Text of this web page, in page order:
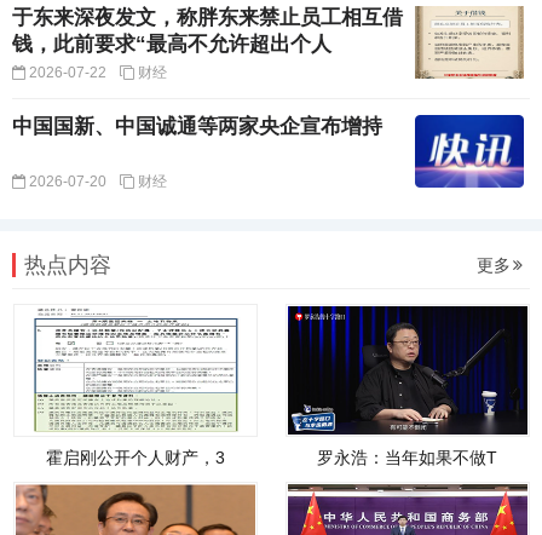
于东来深夜发文，称胖东来禁止员工相互借
钱，此前要求“最高不允许超出个人
2026-07-22 财经
中国国新、中国诚通等两家央企宣布增持
2026-07-20 财经
热点内容 更多
霍启刚公开个人财产，3 罗永浩：当年如果不做T